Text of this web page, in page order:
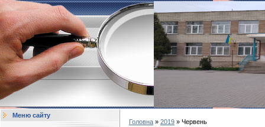
Меню сайту
Головна » 2019 » Червень